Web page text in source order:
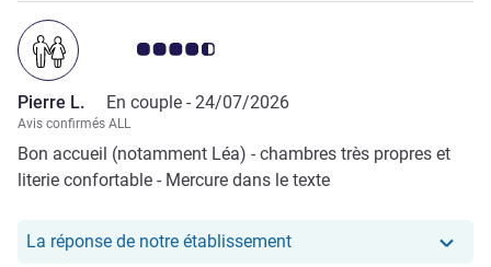
Note Avis clients 4.5/5
Pierre L. En couple - 24/07/2026
Avis confirmés ALL
Bon accueil (notamment Léa) - chambres très propres et
literie confortable - Mercure dans le texte
La réponse de notre établissementNotre hôtel a repondu au